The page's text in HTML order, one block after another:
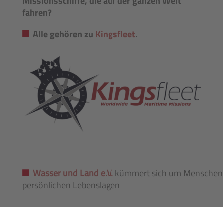
fahren?
Alle gehören zu Kingsfleet.
Wasser und Land e.V. kümmert sich um
persönlichen Lebenslagen